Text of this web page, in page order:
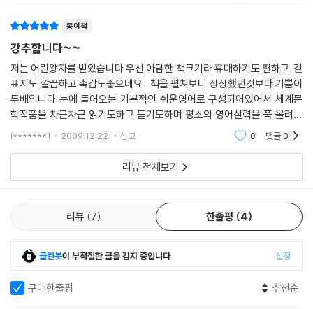
종이책
강추합니다~~
저는 어린왕자를 받았습니다 우선 아담한 책크기라 휴대하기도 편하고 겉
표지도 깔끔하고 촉감도좋으네요 책을 펼쳐보니 상상했던것보다 기쁨이
두배입니다 눈에 들어오는 기본적인 쉬운영어로 구성되어있어서 세계문
학작품을 차근차근 읽기도하고 듣기도하며 평소의 영어실력을 쭉 올려줄
수있는 독해력의 최고입니다 페이지마다 단어, 숙어의 상세한 해설과 예
l*******1 2009.12.22. 신고 0 댓글0
리뷰 전체보기
리뷰 7 한줄평 4
클린봇이 부적절한 글을 감지 중입니다. 설정
구매한줄평 추천순